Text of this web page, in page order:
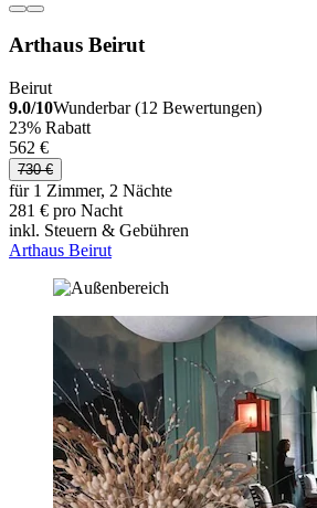
Arthaus Beirut
Beirut
9.0/10Wunderbar (12 Bewertungen)
23% Rabatt
562 €
730 €
für 1 Zimmer, 2 Nächte
281 € pro Nacht
inkl. Steuern & Gebühren
Arthaus Beirut